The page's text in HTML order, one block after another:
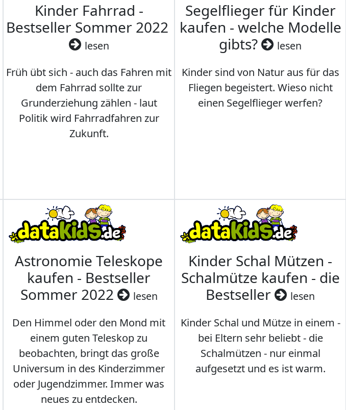
Kinder Fahrrad -
Bestseller Sommer 2022
lesen
Früh übt sich - auch das Fahren mit
dem Fahrrad sollte zur
Grunderziehung zählen - laut
Politik wird Fahrradfahren zur
Zukunft.
Segelflieger für Kinder
kaufen - welche Modelle
gibts?
lesen
Kinder sind von Natur aus für das
Fliegen begeistert. Wieso nicht
einen Segelflieger werfen?
Astronomie Teleskope
kaufen - Bestseller
Sommer 2022
lesen
Den Himmel oder den Mond mit
einem guten Teleskop zu
beobachten, bringt das große
Universum in des Kinderzimmer
oder Jugendzimmer. Immer was
neues zu entdecken.
Kinder Schal Mützen -
Schalmütze kaufen - die
Bestseller
lesen
Kinder Schal und Mütze in einem -
bei Eltern sehr beliebt - die
Schalmützen - nur einmal
aufgesetzt und es ist warm.